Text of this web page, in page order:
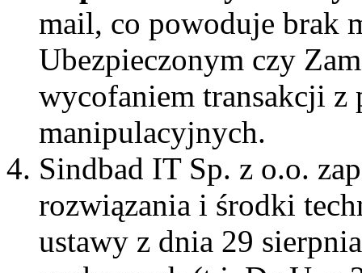
mail, co powoduje brak
Ubezpieczonym czy
wycofaniem transakcji z
manipulacyjnych.
Sindbad IT Sp. z o.o.
rozwiązania i środki
ustawy z dnia 29